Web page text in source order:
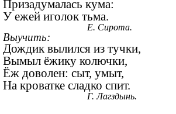
Призадумалась кума:
У ежей иголок тьма.
Е. Сирота.
Выучить:
Дождик вылился из тучки,
Вымыл ёжику колючки,
Ёж доволен: сыт, умыт,
На кроватке сладко спит.
Г. Лагздынь.